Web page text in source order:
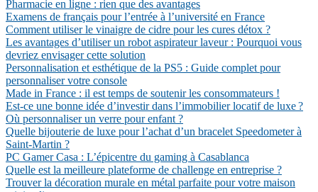
Pharmacie en ligne : rien que des avantages
Examens de français pour l’entrée à l’université en France
Comment utiliser le vinaigre de cidre pour les cures détox ?
Les avantages d’utiliser un robot aspirateur laveur : Pourquoi vous
devriez envisager cette solution
Personnalisation et esthétique de la PS5 : Guide complet pour
personnaliser votre console
Made in France : il est temps de soutenir les consommateurs !
Est-ce une bonne idée d’investir dans l’immobilier locatif de luxe ?
Où personnaliser un verre pour enfant ?
Quelle bijouterie de luxe pour l’achat d’un bracelet Speedometer à
Saint-Martin ?
PC Gamer Casa : L’épicentre du gaming à Casablanca
Quelle est la meilleure plateforme de challenge en entreprise ?
Trouver la décoration murale en métal parfaite pour votre maison